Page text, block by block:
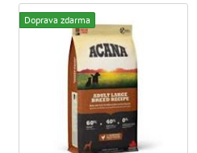
Doprava zdarma